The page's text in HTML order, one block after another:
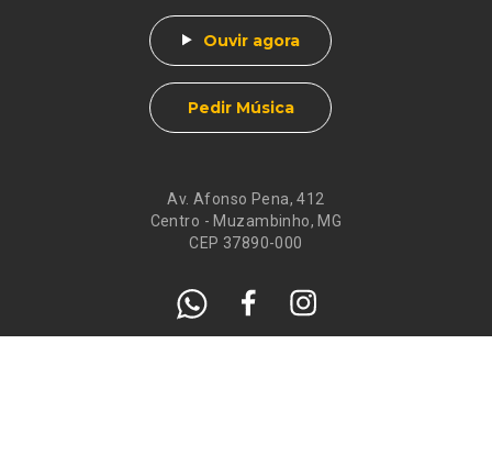
Av. Afonso Pena, 412
Centro - Muzambinho, MG
CEP 37890-000
Ouvir agora
Pedir Música